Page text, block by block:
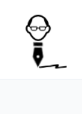
contenu